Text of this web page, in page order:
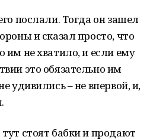
послали. Тогда он зашел
и сказал просто, что
им не хватило, и если ему
это обязательно им
удивились – не впервой, и,
стоят бабки и продают